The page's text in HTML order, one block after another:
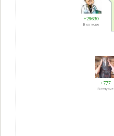
+29630
В отпуске
+777
В отпуске